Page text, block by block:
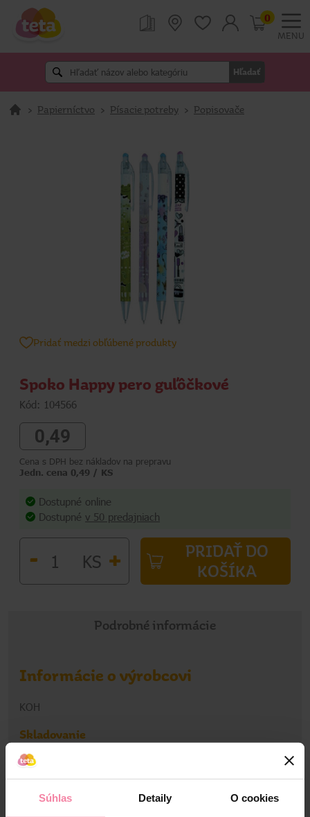
Súhlas Detaily O cookies
MENU
Hľadať
0
> Papierníctvo > Písacie potreby > Popisovače
Pridať medzi obľúbené produkty
Spoko Happy pero guľôčkové
Kód: 104566
0,49
Cena s DPH bez nákladov na prepravu
Jedn. cena 0,49 / KS
Dostupné online
Dostupné v 50 predajniach
- KS +
PRIDAŤ DO
KOŠÍKA
Podrobné informácie
Informácie o výrobcovi
KOH
Skladovanie
Skladujte v suchu, chráňte pred teplom, mrazom a
priamym slnečným žiarením.